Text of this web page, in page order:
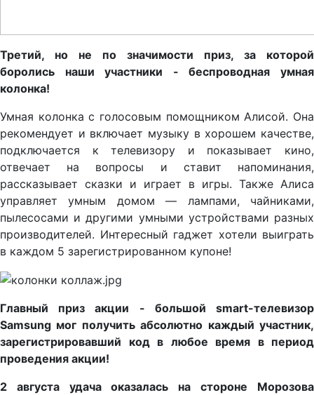
Третий, но не по значимости приз, за которой
боролись наши участники - беспроводная умная
колонка!
Умная колонка с голосовым помощником Алисой. Она
рекомендует и включает музыку в хорошем качестве,
подключается к телевизору и показывает кино,
отвечает на вопросы и ставит напоминания,
рассказывает сказки и играет в игры. Также Алиса
управляет умным домом — лампами, чайниками,
пылесосами и другими умными устройствами разных
производителей. Интересный гаджет хотели выиграть
в каждом 5 зарегистрированном купоне!
Главный приз акции - большой smart-телевизор
Samsung мог получить абсолютно каждый участник,
зарегистрировавший код в любое время в период
проведения акции!
2 августа удача оказалась на стороне Морозова